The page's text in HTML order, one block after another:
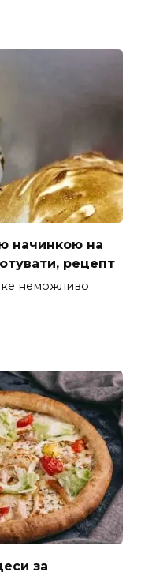
начинкою на
рецепт
неможливо
за